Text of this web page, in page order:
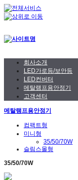
회사소개
LED가로등/보안등
LED컨버터
메탈램프용안정기
고객센터
메탈램프용안정기
컴팩트형
미니형
35/50/70W
슬림스몰형
35/50/70W